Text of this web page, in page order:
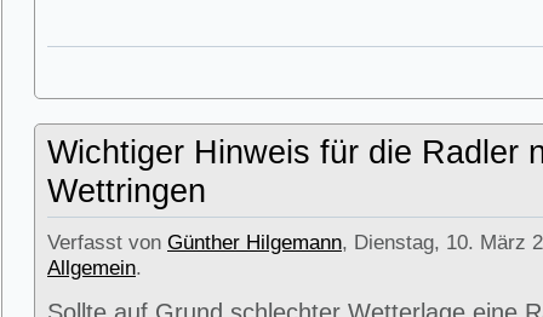
Wichtiger Hinweis für die Radler
Wettringen
Verfasst von Günther Hilgemann, Dienstag, 10. März
Allgemein.